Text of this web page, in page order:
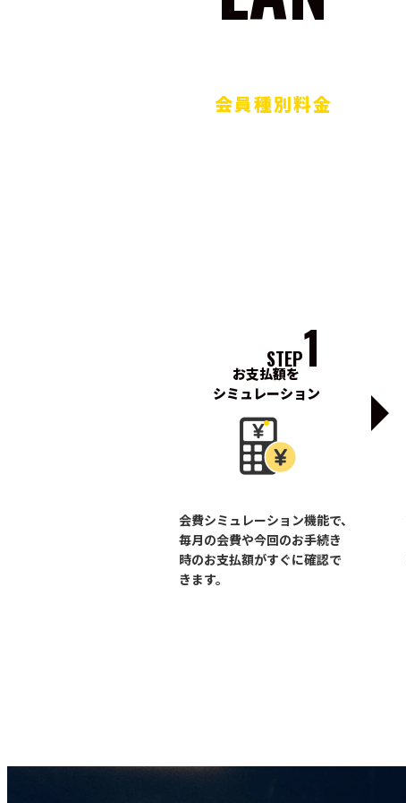
会員種別料金
STEP1
お支払額を
シミュレーション
会費シミュレーション機能で、
毎月の会費や今回のお手続き
時のお支払額がすぐに確認で
きます。